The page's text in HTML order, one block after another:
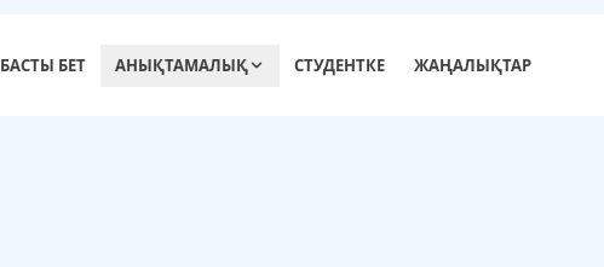
БАСТЫ БЕТ АНЫҚТАМАЛЫҚ СТУДЕНТКЕ ЖАҢАЛЫҚТАР